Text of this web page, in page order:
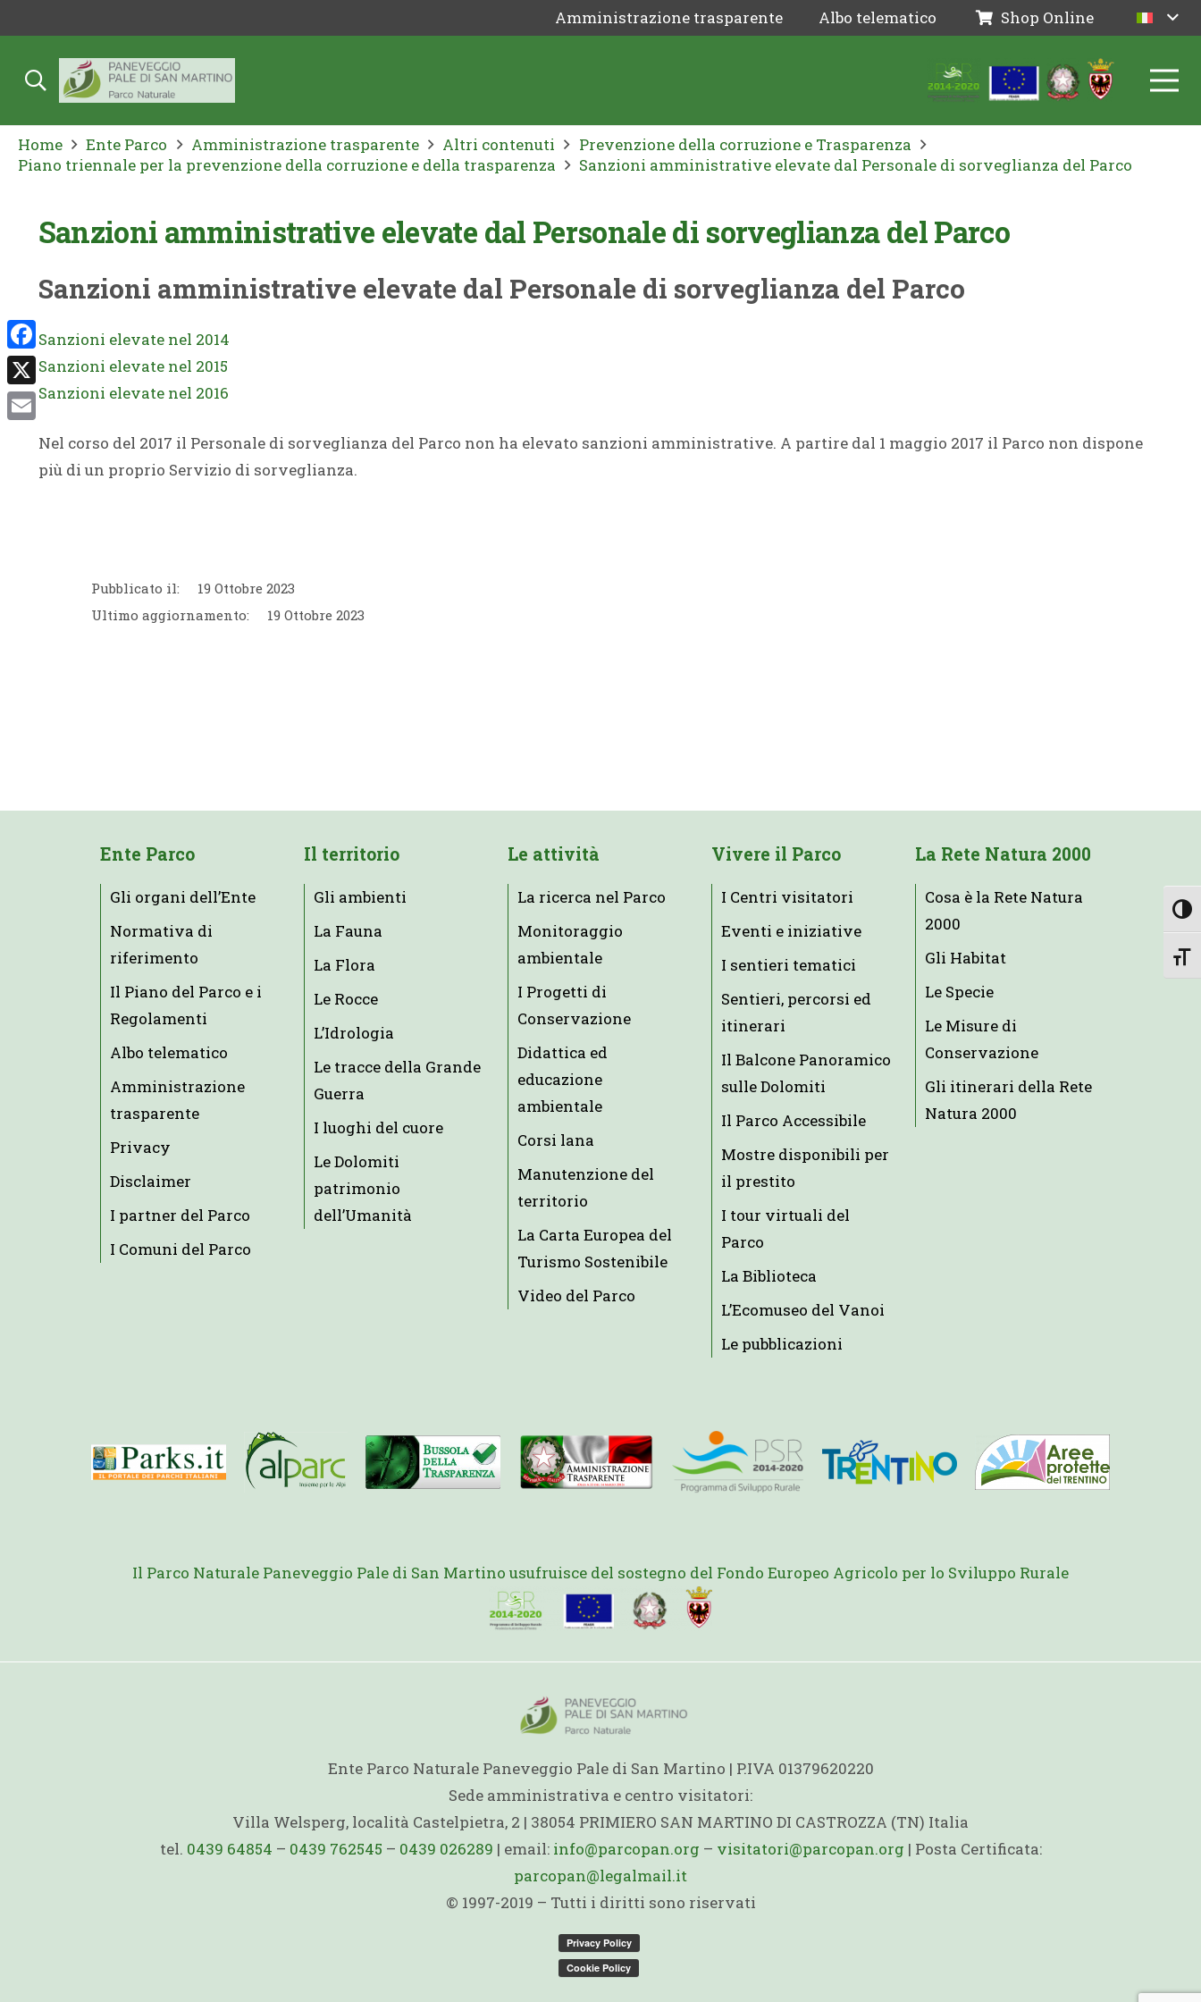
Amministrazione trasparente Albo telematico Shop Online
Home Ente Parco Amministrazione trasparente Altri contenuti
Prevenzione della corruzione e Trasparenza
Piano triennale per la prevenzione della corruzione e della trasparenza
Sanzioni amministrative elevate dal Personale di sorveglianza del Parco
Sanzioni amministrative elevate dal Personale di sorveglianza del Parco
Sanzioni amministrative elevate dal Personale di sorveglianza del Parco
Sanzioni elevate nel 2014
Sanzioni elevate nel 2015
Sanzioni elevate nel 2016
Nel corso del 2017 il Personale di sorveglianza del Parco non ha elevato sanzioni amministrative. A partire dal 1 maggio 2017 il Parco non dispone
più di un proprio Servizio di sorveglianza.
Pubblicato il:
19 Ottobre 2023
Ultimo aggiornamento:
19 Ottobre 2023
Ente Parco
Gli organi dell’Ente
Normativa di
riferimento
Il Piano del Parco e i
Regolamenti
Albo telematico
Amministrazione
trasparente
Privacy
Disclaimer
I partner del Parco
I Comuni del Parco
Il territorio
Gli ambienti
La Fauna
La Flora
Le Rocce
L’Idrologia
Le tracce della Grande
Guerra
I luoghi del cuore
Le Dolomiti
patrimonio
dell’Umanità
Le attività
La ricerca nel Parco
Monitoraggio
ambientale
I Progetti di
Conservazione
Didattica ed
educazione
ambientale
Corsi lana
Manutenzione del
territorio
La Carta Europea del
Turismo Sostenibile
Video del Parco
Vivere il Parco
I Centri visitatori
Eventi e iniziative
I sentieri tematici
Sentieri, percorsi ed
itinerari
Il Balcone Panoramico
sulle Dolomiti
Il Parco Accessibile
Mostre disponibili per
il prestito
I tour virtuali del
Parco
La Biblioteca
L’Ecomuseo del Vanoi
Le pubblicazioni
La Rete Natura 2000
Cosa è la Rete Natura
2000
Gli Habitat
Le Specie
Le Misure di
Conservazione
Gli itinerari della Rete
Natura 2000
Il Parco Naturale Paneveggio Pale di San Martino usufruisce del sostegno del Fondo Europeo Agricolo per lo Sviluppo Rurale
Ente Parco Naturale Paneveggio Pale di San Martino | P.IVA 01379620220
Sede amministrativa e centro visitatori:
Villa Welsperg, località Castelpietra, 2 | 38054 PRIMIERO SAN MARTINO DI CASTROZZA (TN) Italia
tel. 0439 64854 – 0439 762545 – 0439 026289 | email: info@parcopan.org – visitatori@parcopan.org | Posta Certificata:
parcopan@legalmail.it
© 1997-2019 – Tutti i diritti sono riservati
Facebook
X
Email